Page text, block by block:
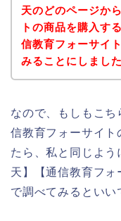
天のどのページか
トの商品を購入す
信教育フォーサイ
みることにしました
なので、もしもこち
信教育フォーサイト
たら、私と同じよ
天】【通信教育フ
で調べてみるといい